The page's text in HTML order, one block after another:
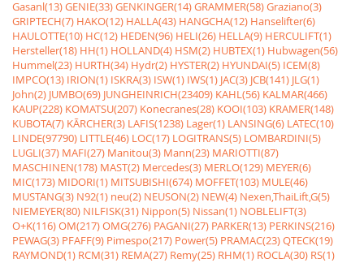
Gasanl(13)GENIE(33)GENKINGER(14)GRAMMER(58)Graziano(3)
GRIPTECH(7) HAKO(12) HALLA(43) HANGCHA(12) Hanselifter(6)
HAULOTTE(10) HC(12) HEDEN(96) HELI(26) HELLA(9) HERCULIFT(1)
Hersteller(18) HH(1) HOLLAND(4) HSM(2) HUBTEX(1) Hubwagen(56)
Hummel(23) HURTH(34) Hydr(2) HYSTER(2) HYUNDAI(5) ICEM(8)
IMPCO(13) IRION(1) ISKRA(3) ISW(1) IWS(1) JAC(3) JCB(141) JLG(1)
John(2) JUMBO(69) JUNGHEINRICH(23409) KAHL(56) KALMAR(466)
KAUP(228) KOMATSU(207) Konecranes(28) KOOI(103) KRAMER(148)
KUBOTA(7) KÃRCHER(3) LAFIS(1238) Lager(1) LANSING(6) LATEC(10)
LINDE(97790) LITTLE(46) LOC(17) LOGITRANS(5) LOMBARDINI(5)
LUGLI(37) MAFI(27) Manitou(3) Mann(23) MARIOTTI(87)
MASCHINEN(178) MAST(2) Mercedes(3) MERLO(129) MEYER(6)
MIC(173) MIDORI(1) MITSUBISHI(674) MOFFET(103) MULE(46)
MUSTANG(3) N92(1) neu(2) NEUSON(2) NEW(4) Nexen,ThaiLift,G(5)
NIEMEYER(80) NILFISK(31) Nippon(5) Nissan(1) NOBLELIFT(3)
O+K(116)OM(217)OMG(276) PAGANI(27) PARKER(13) PERKINS(216)
PEWAG(3) PFAFF(9) Pimespo(217) Power(5) PRAMAC(23)QTECK(19)
RAYMOND(1) RCM(31) REMA(27) Remy(25) RHM(1) ROCLA(30) RS(1)